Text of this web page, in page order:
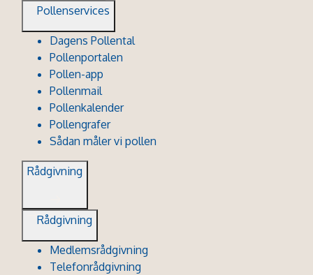
Pollenservices
Dagens Pollental
Pollenportalen
Pollen-app
Pollenmail
Pollenkalender
Pollengrafer
Sådan måler vi pollen
Rådgivning
Rådgivning
Medlemsrådgivning
Telefonrådgivning